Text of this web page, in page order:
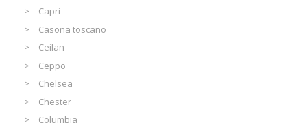
Capri
Casona toscano
Ceilan
Ceppo
Chelsea
Chester
Columbia